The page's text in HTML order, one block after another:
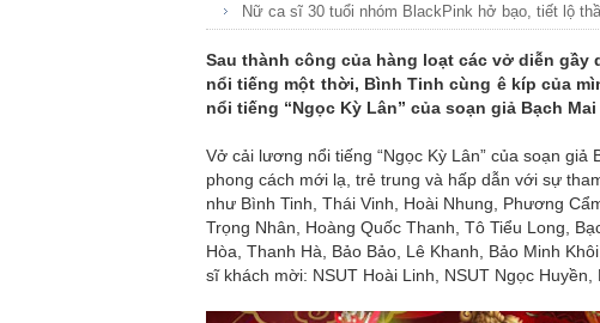
Nữ ca sĩ 30 tuổi nhóm BlackPink hở bạo, tiết lộ
Sau thành công của hàng loạt các vở diễn
nổi tiếng một thời, Bình Tinh cùng ê kíp của
nổi tiếng “Ngọc Kỳ Lân” của soạn giả Bạch
Vở cải lương nổi tiếng “Ngọc Kỳ Lân” của soạn
phong cách mới lạ, trẻ trung và hấp dẫn với sự
như Bình Tinh, Thái Vinh, Hoài Nhung, Phương
Trọng Nhân, Hoàng Quốc Thanh, Tô Tiểu Long,
Hòa, Thanh Hà, Bảo Bảo, Lê Khanh, Bảo Minh
sĩ khách mời: NSUT Hoài Linh, NSUT Ngọc Huyền,